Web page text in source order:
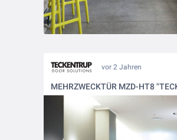
vor 2 Jahren